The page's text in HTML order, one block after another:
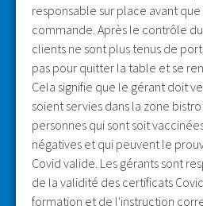
responsable sur place avant
commande. Après le contrôle
clients ne sont plus tenus de
pas pour quitter la table et se
Cela signifie que le gérant doit
soient servies dans la zone
personnes qui sont soit
négatives et qui peuvent le
Covid valide. Les gérants sont
de la validité des certificats
formation et de l'instruction